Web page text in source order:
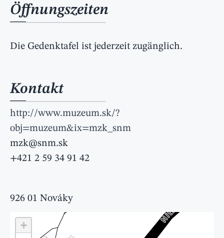
Öffnungszeiten
Die Gedenktafel ist jederzeit zugänglich.
Kontakt
http://www.muzeum.sk/?
obj=muzeum&ix=mzk_snm
mzk@snm.sk
+421 2 59 34 91 42
926 01 Nováky
+